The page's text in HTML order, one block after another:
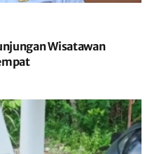
Wisatawan